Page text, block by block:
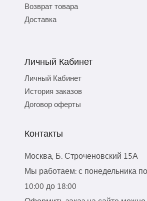
Возврат товара
Доставка
Личный Кабинет
Личный Кабинет
История заказов
Договор оферты
Контакты
Москва, Б. Строченовский 15А
Мы работаем: с понедельника
10:00 до 18:00